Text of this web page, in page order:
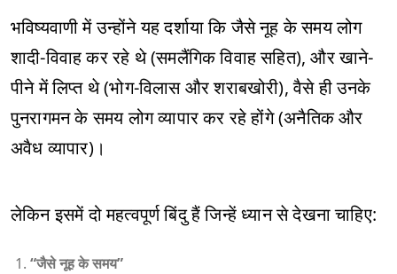
भविष्यवाणी में उन्होंने यह दर्शाया कि जैसे नूह के समय लोग
शादी-विवाह कर रहे थे (समलैंगिक विवाह सहित), और खाने-
पीने में लिप्त थे (भोग-विलास और शराबखोरी), वैसे ही उनके
पुनरागमन के समय लोग व्यापार कर रहे होंगे (अनैतिक और
अवैध व्यापार)।
लेकिन इसमें दो महत्वपूर्ण बिंदु हैं जिन्हें ध्यान से देखना चाहिए:
“जैसे नूह के समय”